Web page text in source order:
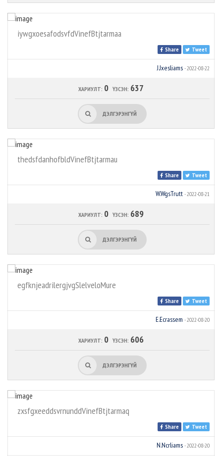
iywgxoesafodsvfdVinefBtjtarmaa
Share Tweet
J.Jxesliams - 2022-08-22
ХАРИУЛТ: 0 ҮЗСЭН: 637
ДЭЛГЭРЭНГҮЙ
thedsfdanhofbldVinefBtjtarmau
Share Tweet
W.WgsTrutt - 2022-08-21
ХАРИУЛТ: 0 ҮЗСЭН: 689
ДЭЛГЭРЭНГҮЙ
egfknjeadrilergjvgSlelveloMure
Share Tweet
E.Ecrassem - 2022-08-20
ХАРИУЛТ: 0 ҮЗСЭН: 606
ДЭЛГЭРЭНГҮЙ
zxsfgxeeddsvrnunddVinefBtjtarmaq
Share Tweet
N.Ncrliams - 2022-08-20